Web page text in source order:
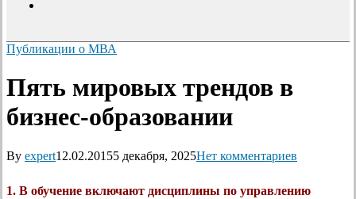
Публикации о МВА
Пять мировых трендов в
бизнес-образовании
By expert12.02.20155 декабря, 2025Нет комментариев
1. В обучение включают дисциплины по управлению